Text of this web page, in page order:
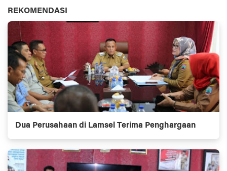
REKOMENDASI
Dua Perusahaan di Lamsel Terima Penghargaan